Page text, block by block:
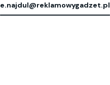
e.najdul@reklamowygadzet.pl